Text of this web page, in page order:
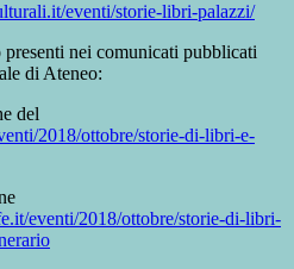
eventi/storie-libri-palazzi/
nei comunicati pubblicati
di Ateneo:
del
2018/ottobre/storie-di-libri-e-
eventi/2018/ottobre/storie-di-libri-